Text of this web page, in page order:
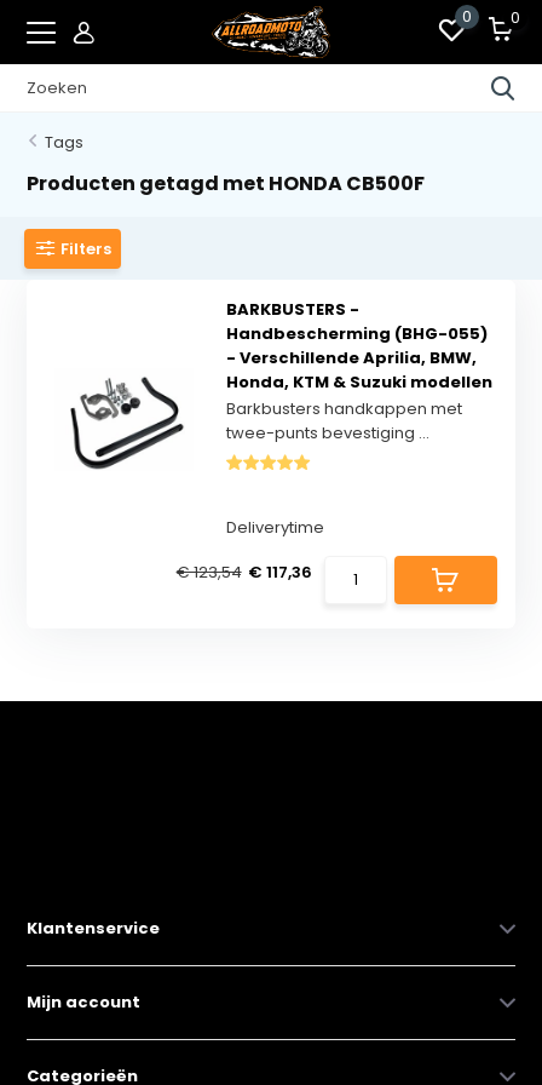
0 0
Tags
Producten getagd met HONDA CB500F
Filters
BARKBUSTERS -
Handbescherming (BHG-055)
- Verschillende Aprilia, BMW,
Honda, KTM & Suzuki modellen
Barkbusters handkappen met
twee-punts bevestiging ...
Deliverytime
€ 123,54 € 117,36
Klantenservice
Mijn account
Categorieën